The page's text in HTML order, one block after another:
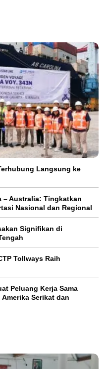
Langsung ke
– Australia: Tingkatkan
Nasional dan Regional
Signifikan di
Tollways Raih
Peluang Kerja Sama
Serikat dan